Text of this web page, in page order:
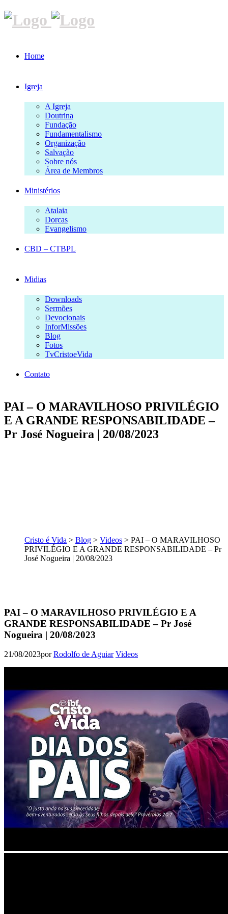
Home
Igreja
A Igreja
Doutrina
Fundação
Fundamentalismo
Organização
Salvação
Sobre nós
Área de Membros
Ministérios
Atalaia
Dorcas
Evangelismo
CBD – CTBPL
Midias
Downloads
Sermões
Devocionais
InforMissões
Blog
Fotos
TvCristoeVida
Contato
PAI – O MARAVILHOSO PRIVILÉGIO
E A GRANDE RESPONSABILIDADE –
Pr José Nogueira | 20/08/2023
Cristo é Vida > Blog > Videos > PAI – O MARAVILHOSO
PRIVILÉGIO E A GRANDE RESPONSABILIDADE – Pr
José Nogueira | 20/08/2023
PAI – O MARAVILHOSO PRIVILÉGIO E A
GRANDE RESPONSABILIDADE – Pr José
Nogueira | 20/08/2023
21/08/2023porRodolfo de Aguiar Videos